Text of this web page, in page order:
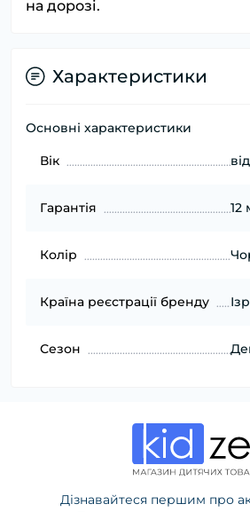
на дорозі.
Характеристики
Основні характеристики
Вік
Гарантія 12
Колір
Країна реєстрації бренду
Сезон
Дізнавайтеся першим про